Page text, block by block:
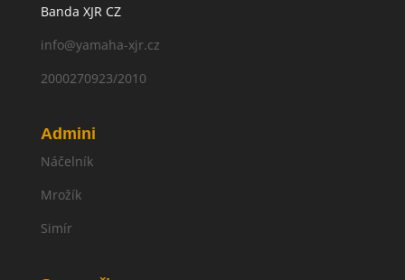
Banda XJR CZ
info@yamaha-xjr.cz
2000270923/2010
Admini
Náčelník
Mrožík
Simír